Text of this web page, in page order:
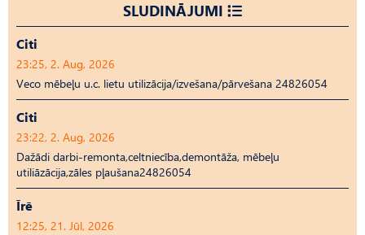
SLUDINĀJUMI
Citi
23:25, 2. Aug, 2026
Veco mēbeļu u.c. lietu utilizācija/izvešana/pārvešana 24826054
Citi
23:22, 2. Aug, 2026
Dažādi darbi-remonta,celtniecība,demontāža, mēbeļu
utiliāzācija,zāles pļaušana24826054
Īrē
12:25, 21. Jūl, 2026